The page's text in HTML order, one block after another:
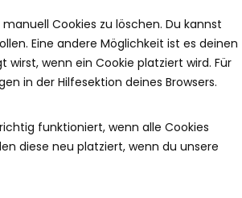
Cookies zu löschen. Du kannst
Eine andere Möglichkeit ist es deinen
wenn ein Cookie platziert wird. Für
in der Hilfesektion deines Browsers.
funktioniert, wenn alle Cookies
diese neu platziert, wenn du unsere